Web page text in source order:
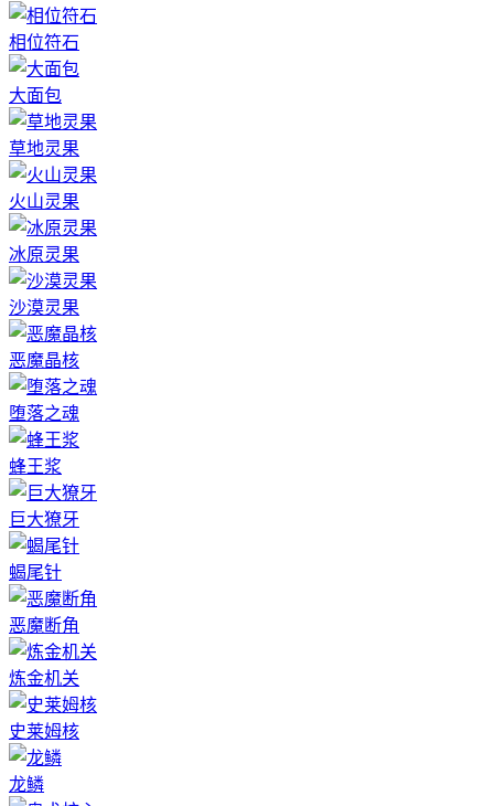
相位符石
大面包
草地灵果
火山灵果
冰原灵果
沙漠灵果
恶魔晶核
堕落之魂
蜂王浆
巨大獠牙
蝎尾针
恶魔断角
炼金机关
史莱姆核
龙鳞